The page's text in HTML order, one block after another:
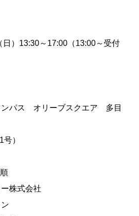
）13:30～17:00（13:00～受付
パス オリーブスクエア 多目
）
株式会社